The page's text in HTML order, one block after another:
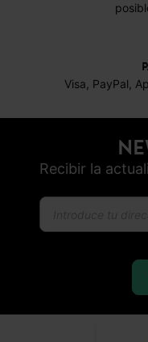
Visa, PayPal,
Recibir la